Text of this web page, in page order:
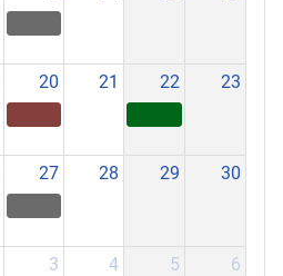
20 21 22 23
27 28 29 30
3 4 5 6